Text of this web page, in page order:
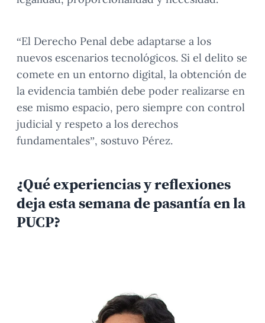
“El Derecho Penal debe adaptarse a los
nuevos escenarios tecnológicos. Si el delito se
comete en un entorno digital, la obtención de
la evidencia también debe poder realizarse en
ese mismo espacio, pero siempre con control
judicial y respeto a los derechos
fundamentales”, sostuvo Pérez.
¿Qué experiencias y reflexiones
deja esta semana de pasantía en la
PUCP?